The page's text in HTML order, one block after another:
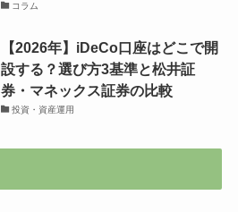
コラム
【2026年】iDeCo口座はどこで開
設する？選び方3基準と松井証
券・マネックス証券の比較
投資・資産運用